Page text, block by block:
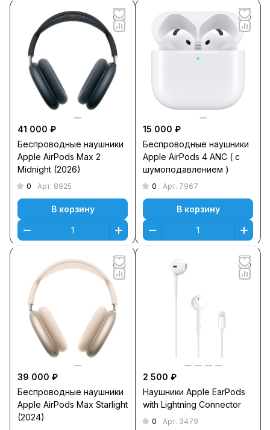
41 000 ₽
Беспроводные наушники
Apple AirPods Max 2
Midnight (2026)
0 Арт. 8925
В корзину
15 000 ₽
Беспроводные наушники
Apple AirPods 4 ANC ( c
шумоподавлением )
0 Арт. 7967
В корзину
39 000 ₽
Беспроводные наушники
Apple AirPods Max Starlight
(2024)
2 500 ₽
Наушники Apple EarPods
with Lightning Connector
0 Арт. 3479